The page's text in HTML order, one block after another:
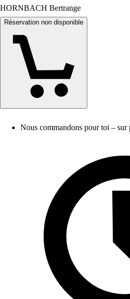
HORNBACH Bertrange
Réservation non disponible
Nous commandons pour toi – sur